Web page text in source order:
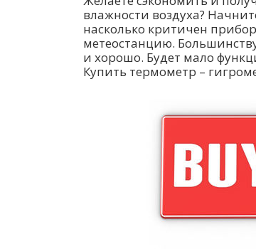
влажности воздуха?
насколько критичен
метеостанцию.
и хорошо. Будет мало
Купить термометр –